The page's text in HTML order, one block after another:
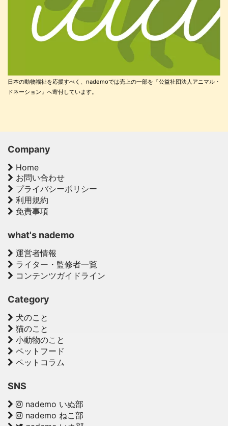
日本の動物福祉を応援すべく、nademoでは売上の一部を『公益社団法人アニマル・
ドネーション』へ寄付しています。
Company
Home
お問い合わせ
プライバシーポリシー
利用規約
免責事項
what's nademo
運営者情報
ライター・監修者一覧
コンテンツガイドライン
Category
犬のこと
猫のこと
小動物のこと
ペットフード
ペットコラム
SNS
nademo いぬ部
nademo ねこ部